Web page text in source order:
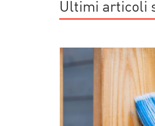
Ultimi articoli